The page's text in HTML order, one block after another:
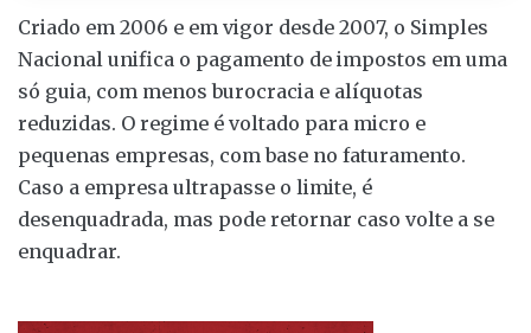
Criado em 2006 e em vigor desde 2007, o Simples
Nacional unifica o pagamento de impostos em uma
só guia, com menos burocracia e alíquotas
reduzidas. O regime é voltado para micro e
pequenas empresas, com base no faturamento.
Caso a empresa ultrapasse o limite, é
desenquadrada, mas pode retornar caso volte a se
enquadrar.